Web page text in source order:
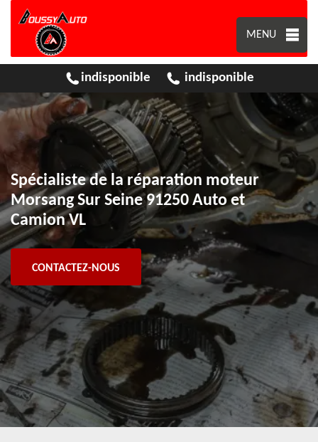
MENU
indisponible indisponible
Spécialiste de la réparation moteur
Morsang Sur Seine 91250 Auto et
Camion VL
CONTACTEZ-NOUS